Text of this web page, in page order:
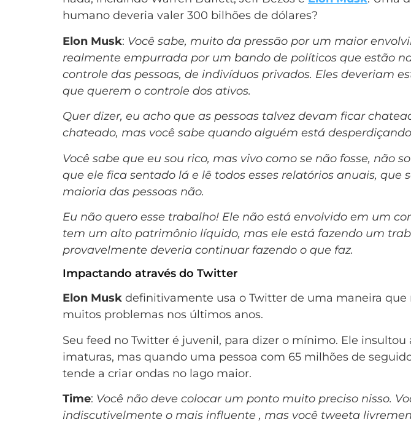
humano deveria valer 300 bilhões de dólares?
Elon Musk: Você sabe, muito da pressão por um maior
realmente empurrada por um bando de políticos que estão
controle das pessoas, de indivíduos privados. Eles deveriam
que querem o controle dos ativos.
Quer dizer, eu acho que as pessoas talvez devam ficar
chateado, mas você sabe quando alguém está
Você sabe que eu sou rico, mas vivo como se não fosse, não
que ele fica sentado lá e lê todos esses relatórios anuais,
maioria das pessoas não.
Eu não quero esse trabalho! Ele não está envolvido em um
tem um alto patrimônio líquido, mas ele está fazendo um
provavelmente deveria continuar fazendo o que faz.
Impactando através do Twitter
Elon Musk definitivamente usa o Twitter de uma maneira
muitos problemas nos últimos anos.
Seu feed no Twitter é juvenil, para dizer o mínimo. Ele
imaturas, mas quando uma pessoa com 65 milhões de
tende a criar ondas no lago maior.
Time: Você não deve colocar um ponto muito preciso nisso.
indiscutivelmente o mais influente , mas você tweeta